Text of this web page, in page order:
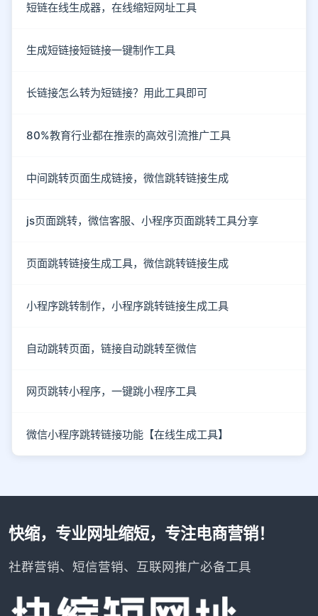
短链在线生成器，在线缩短网址工具
生成短链接短链接一键制作工具
长链接怎么转为短链接？用此工具即可
80%教育行业都在推崇的高效引流推广工具
中间跳转页面生成链接，微信跳转链接生成
js页面跳转，微信客服、小程序页面跳转工具分享
页面跳转链接生成工具，微信跳转链接生成
小程序跳转制作，小程序跳转链接生成工具
自动跳转页面，链接自动跳转至微信
网页跳转小程序，一键跳小程序工具
微信小程序跳转链接功能【在线生成工具】
快缩，专业网址缩短，专注电商营销！
社群营销、短信营销、互联网推广必备工具